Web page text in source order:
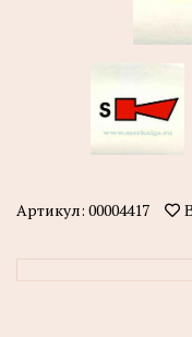
Артикул: 00004417